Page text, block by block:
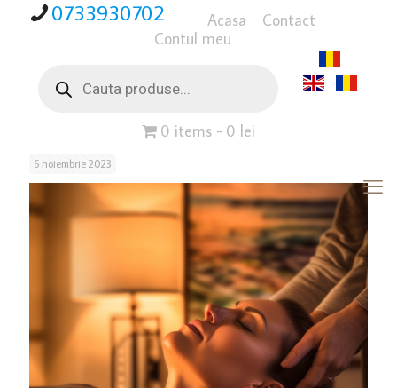
0733930702 Acasa
Contact
Contul meu
search
0 items 0 lei
6 noiembrie 2023